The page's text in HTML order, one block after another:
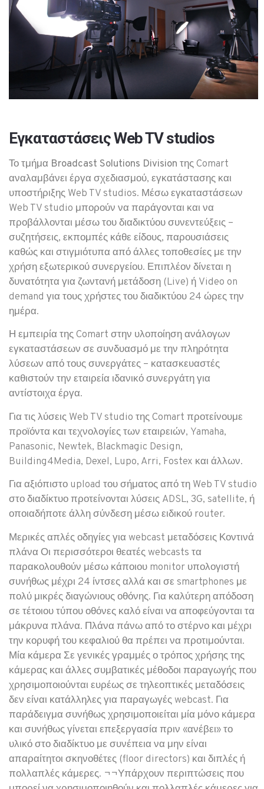
Εγκαταστάσεις Web TV studios
Το τμήμα Broadcast Solutions Division της Comart
αναλαμβάνει έργα σχεδιασμού, εγκατάστασης και
υποστήριξης Web TV studios. Μέσω εγκαταστάσεων
Web TV studio μπορούν να παράγονται και να
προβάλλονται μέσω του διαδικτύου συνεντεύξεις –
συζητήσεις, εκπομπές κάθε είδους, παρουσιάσεις
καθώς και στιγμιότυπα από άλλες τοποθεσίες με την
χρήση εξωτερικού συνεργείου. Επιπλέον δίνεται η
δυνατότητα για ζωντανή μετάδοση (Live) ή Video on
demand για τους χρήστες του διαδικτύου 24 ώρες την
ημέρα.
Η εμπειρία της Comart στην υλοποίηση ανάλογων
εγκαταστάσεων σε συνδυασμό με την πληρότητα
λύσεων από τους συνεργάτες – κατασκευαστές
καθιστούν την εταιρεία ιδανικό συνεργάτη για
αντίστοιχα έργα.
Για τις λύσεις Web TV studio της Comart προτείνουμε
προϊόντα και τεχνολογίες των εταιρειών, Yamaha,
Panasonic, Newtek, Blackmagic Design,
Building4Media, Dexel, Lupo, Arri, Fostex και άλλων.
Για αξιόπιστο upload του σήματος από τη Web TV studio
στο διαδίκτυο προτείνονται λύσεις ADSL, 3G, satellite, ή
οποιαδήποτε άλλη σύνδεση μέσω ειδικού router.
Μερικές απλές οδηγίες για webcast μεταδόσεις Κοντινά
πλάνα Οι περισσότεροι θεατές webcasts τα
παρακολουθούν μέσω κάποιου monitor υπολογιστή
συνήθως μέχρι 24 ίντσες αλλά και σε smartphones με
πολύ μικρές διαγώνιους οθόνης. Για καλύτερη απόδοση
σε τέτοιου τύπου οθόνες καλό είναι να αποφεύγονται τα
μάκρυνα πλάνα. Πλάνα πάνω από το στέρνο και μέχρι
την κορυφή του κεφαλιού θα πρέπει να προτιμούνται.
Μία κάμερα Σε γενικές γραμμές ο τρόπος χρήσης της
κάμερας και άλλες συμβατικές μέθοδοι παραγωγής που
χρησιμοποιούνται ευρέως σε τηλεοπτικές μεταδόσεις
δεν είναι κατάλληλες για παραγωγές webcast. Για
παράδειγμα συνήθως χρησιμοποιείται μία μόνο κάμερα
και συνήθως γίνεται επεξεργασία πριν «ανέβει» το
υλικό στο διαδίκτυο με συνέπεια να μην είναι
απαραίτητοι σκηνοθέτες (floor directors) και διπλές ή
πολλαπλές κάμερες. ¬¬Υπάρχουν περιπτώσεις που